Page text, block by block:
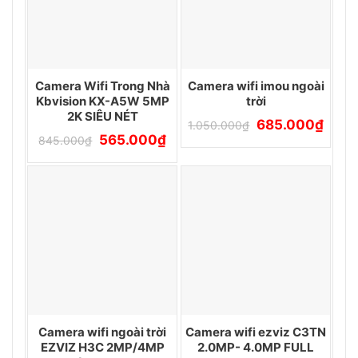
Camera Wifi Trong Nhà
Kbvision KX-A5W 5MP
2K SIÊU NÉT
845.000₫ Giá
gốc
là:
565.000₫Giá
hiện
tại
Camera wifi imou ngoài
trời
1.050.000₫ Giá
gốc
là:
685.000₫Giá
hiện
tại
Camera wifi ngoài trời
EZVIZ H3C 2MP/4MP
Camera wifi ezviz C3TN
2.0MP- 4.0MP FULL